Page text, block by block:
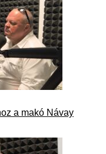
a makó Návay